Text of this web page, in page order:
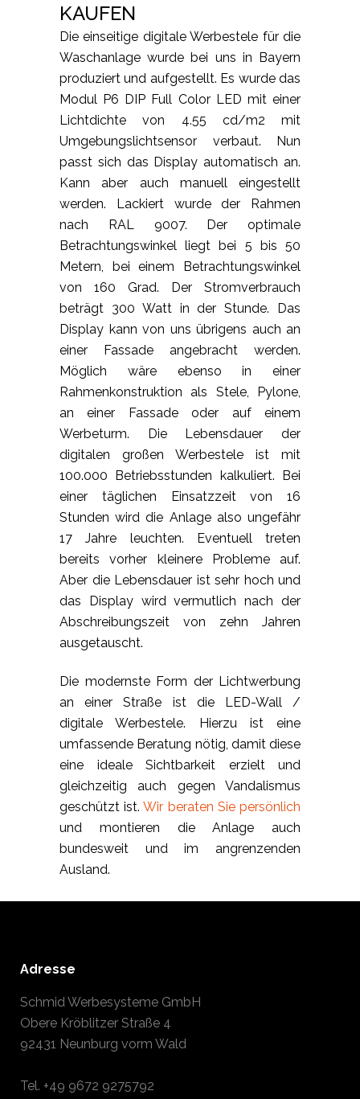
KAUFEN
Die einseitige digitale Werbestele für die
Waschanlage wurde bei uns in Bayern
produziert und aufgestellt. Es wurde das
Modul P6 DIP Full Color LED mit einer
Lichtdichte von 4.55 cd/m2 mit
Umgebungslichtsensor verbaut. Nun
passt sich das Display automatisch an.
Kann aber auch manuell eingestellt
werden. Lackiert wurde der Rahmen
nach RAL 9007. Der optimale
Betrachtungswinkel liegt bei 5 bis 50
Metern, bei einem Betrachtungswinkel
von 160 Grad. Der Stromverbrauch
beträgt 300 Watt in der Stunde. Das
Display kann von uns übrigens auch an
einer Fassade angebracht werden.
Möglich wäre ebenso in einer
Rahmenkonstruktion als Stele, Pylone,
an einer Fassade oder auf einem
Werbeturm. Die Lebensdauer der
digitalen großen Werbestele ist mit
100.000 Betriebsstunden kalkuliert. Bei
einer täglichen Einsatzzeit von 16
Stunden wird die Anlage also ungefähr
17 Jahre leuchten. Eventuell treten
bereits vorher kleinere Probleme auf.
Aber die Lebensdauer ist sehr hoch und
das Display wird vermutlich nach der
Abschreibungszeit von zehn Jahren
ausgetauscht.
Die modernste Form der Lichtwerbung
an einer Straße ist die LED-Wall /
digitale Werbestele. Hierzu ist eine
umfassende Beratung nötig, damit diese
eine ideale Sichtbarkeit erzielt und
gleichzeitig auch gegen Vandalismus
geschützt ist.Wir beraten Sie persönlich
und montieren die Anlage auch
bundesweit und im angrenzenden
Ausland.
Adresse
Schmid Werbesysteme GmbH
Obere Kröblitzer Straße 4
92431 Neunburg vorm Wald
Tel. +49 9672 9275792